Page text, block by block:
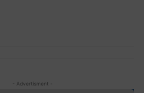
- Advertisment -